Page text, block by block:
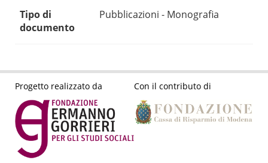
Tipo di
documento
Pubblicazioni - Monografia
Progetto realizzato da Con il contributo di